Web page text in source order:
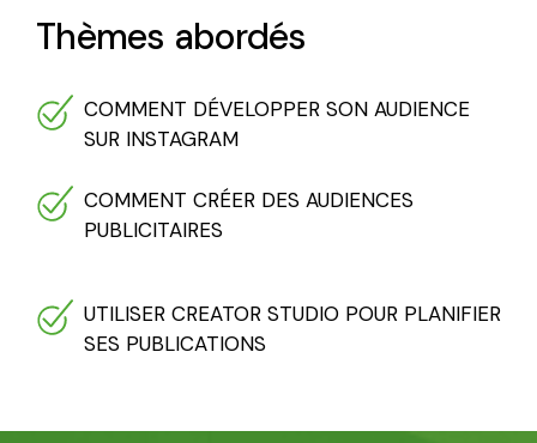
Thèmes abordés
COMMENT DÉVELOPPER SON AUDIENCE
SUR INSTAGRAM
COMMENT CRÉER DES AUDIENCES
PUBLICITAIRES
UTILISER CREATOR STUDIO POUR PLANIFIER
SES PUBLICATIONS